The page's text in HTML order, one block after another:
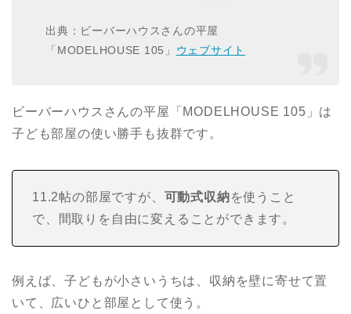
出典：ビーバーハウスさんの平屋
「MODELHOUSE 105」 ウェブサイト
ビーバーハウスさんの平屋「MODELHOUSE 105」は
子ども部屋の使い勝手も抜群です。
11.2帖の部屋ですが、 可動式収納を使うこと
で、間取りを自由に変えることができます。
例えば、子どもが小さいうちは、収納を壁に寄せて置
いて、広いひと部屋として使う。